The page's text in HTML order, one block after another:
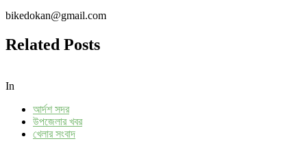
bikedokan@gmail.com
Related Posts
In
আর্দশ সদর
উপজেলার খবর
খেলার সংবাদ